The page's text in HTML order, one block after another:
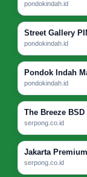
pondokindah.id
Street Gallery
pondokindah.id
Pondok Indah
pondokindah.id
The Breeze BSD
serpong.co.id
Jakarta
serpong.co.id